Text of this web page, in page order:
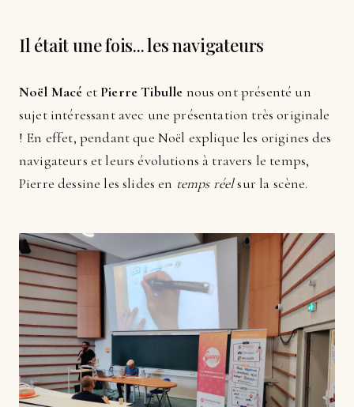
Il était une fois... les navigateurs
Noël Macé et Pierre Tibulle nous ont présenté un
sujet intéressant avec une présentation très originale
! En effet, pendant que Noël explique les origines des
navigateurs et leurs évolutions à travers le temps,
Pierre dessine les slides en temps réelsur la scène.